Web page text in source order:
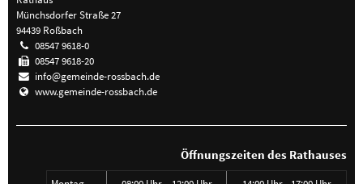
Münchsdorfer Straße 27
94439 Roßbach
08547 9618-0
08547 9618-20
info@gemeinde-rossbach.de
www.gemeinde-rossbach.de
Öffnungszeiten des Rathauses